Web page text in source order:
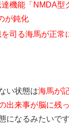
機能「NMDA型
が鈍化
司る海馬が正常
い状態は海馬が
出来事が脳に残
になるみたいです